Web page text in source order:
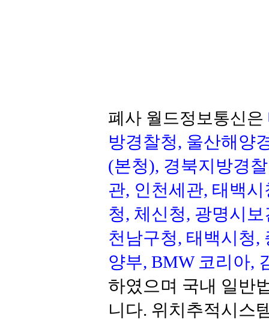
폐사 월드정보통신은
방경찰청, 울산해양
(본청), 경북지방경
관, 인천세관, 태백
청, 체신청, 광명시
천남구청, 태백시청,
양부, BMW 코리아,
하였으며 국내 일반
니다. 위치추적시스